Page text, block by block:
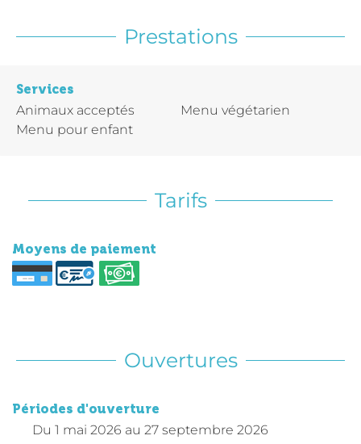
Prestations
Services
Animaux acceptés
Menu pour enfant
Menu végétarien
Tarifs
Moyens de paiement
Ouvertures
Périodes d'ouverture
Du 1 mai 2026 au 27 septembre 2026